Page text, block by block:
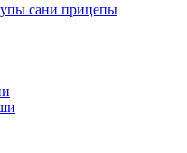
сани прицепы